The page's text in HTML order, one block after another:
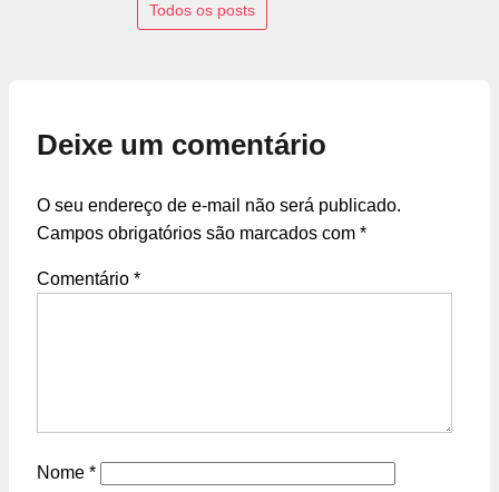
Todos os posts
Deixe um comentário
O seu endereço de e-mail não será publicado.
Campos obrigatórios são marcados com *
Comentário *
Nome *